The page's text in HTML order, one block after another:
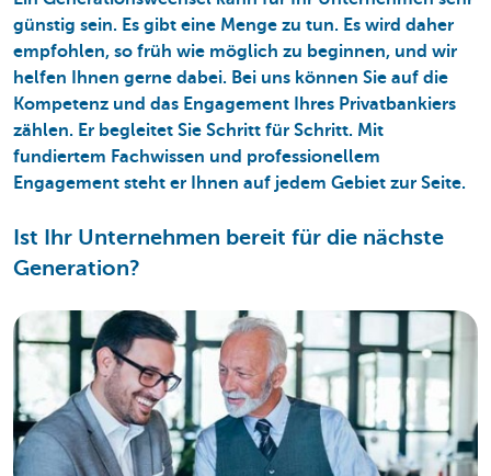
günstig sein. Es gibt eine Menge zu tun. Es wird daher
empfohlen, so früh wie möglich zu beginnen, und wir
helfen Ihnen gerne dabei. Bei uns können Sie auf die
Kompetenz und das Engagement Ihres Privatbankiers
zählen. Er begleitet Sie Schritt für Schritt. Mit
fundiertem Fachwissen und professionellem
Engagement steht er Ihnen auf jedem Gebiet zur Seite.
Ist Ihr Unternehmen bereit für die nächste
Generation?